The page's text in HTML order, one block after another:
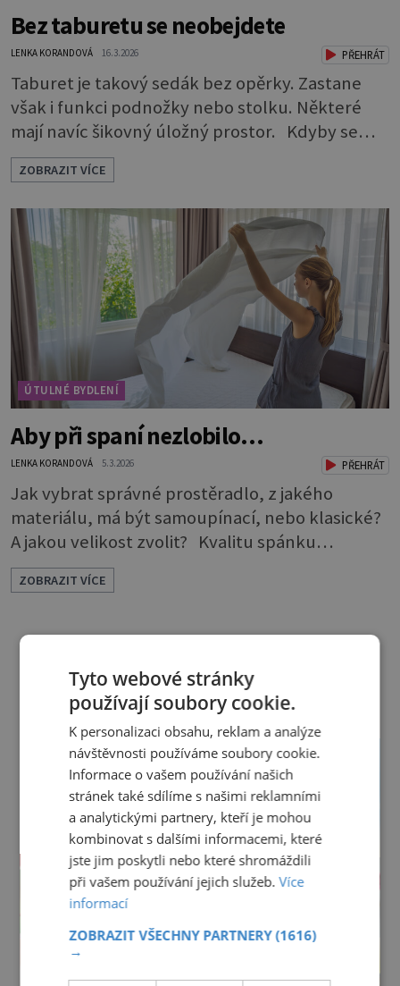
Bez taburetu se neobejdete
LENKA KORANDOVÁ 16.3.2026 PŘEHRÁT
Taburet je takový sedák bez opěrky. Zastane
však i funkci podnožky nebo stolku. Některé
mají navíc šikovný úložný prostor. Kdyby se
rozdávaly ceny za nejskromnější, a přitom
užitečný a praktický kus nábytku, určitě by
vyhrál taburet. Je nevtíravý, nenápadný, klidně
si sedí opodál a čeká, až na něj přijde řada, aniž
by jakkoli rušil nebo překážel. A když je ho
zapotřebí, je pohotově p
ZOBRAZIT VÍCE
ÚTULNÉ BYDLENÍ
Aby při spaní nezlobilo…
LENKA KORANDOVÁ 5.3.2026 PŘEHRÁT
Jak vybrat správné prostěradlo, z jakého
materiálu, má být samoupínací, nebo klasické?
A jakou velikost zvolit? Kvalitu spánku
neovlivňuje jen postel a matrace, důležitý je i
správný výběr prostěradla. Až si ho půjdete
podle kterých vybírejte. Způsob uchycení *
se s nimi manipu
ZOBRAZIT VÍCE
Tyto webové stránky
používají soubory cookie.
K personalizaci obsahu, reklam a analýze
návštěvnosti používáme soubory cookie.
Informace o vašem používání našich
stránek také sdílíme s našimi reklamními
a analytickými partnery, kteří je mohou
kombinovat s dalšími informacemi, které
jste jim poskytli nebo které shromáždili
při vašem používání jejich služeb.Více
informací
ZOBRAZIT VŠECHNY PARTNERY(1616)
→